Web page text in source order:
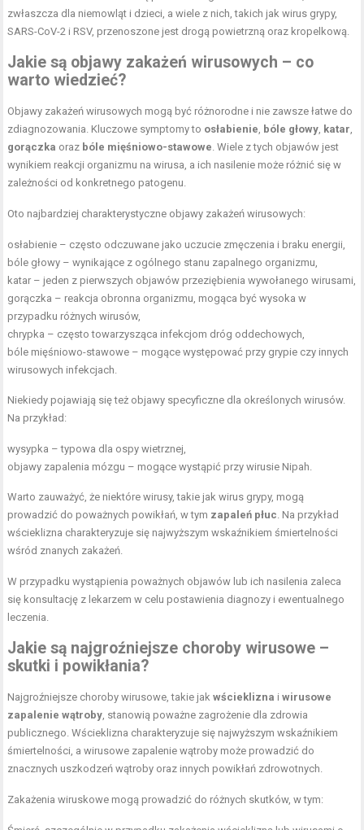
zwłaszcza dla niemowląt i dzieci, a wiele z nich, takich jak wirus grypy,
SARS-CoV-2 i RSV, przenoszone jest drogą powietrzną oraz kropelkową.
Jakie są objawy zakażeń wirusowych – co
warto wiedzieć?
Objawy zakażeń wirusowych mogą być różnorodne i nie zawsze łatwe do
zdiagnozowania. Kluczowe symptomy to osłabienie bóle głowy katar
gorączka oraz bóle mięśniowo-stawowe . Wiele z tych objawów jest
wynikiem reakcji organizmu na wirusa, a ich nasilenie może różnić się w
zależności od konkretnego patogenu.
Oto najbardziej charakterystyczne objawy zakażeń wirusowych:
osłabienie – często odczuwane jako uczucie zmęczenia i braku energii,
bóle głowy – wynikające z ogólnego stanu zapalnego organizmu,
katar – jeden z pierwszych objawów przeziębienia wywołanego wirusami,
gorączka – reakcja obronna organizmu, mogąca być wysoka w
przypadku różnych wirusów,
chrypka – często towarzysząca infekcjom dróg oddechowych,
bóle mięśniowo-stawowe – mogące występować przy grypie czy innych
wirusowych infekcjach.
Niekiedy pojawiają się też objawy specyficzne dla określonych wirusów.
Na przykład:
wysypka – typowa dla ospy wietrznej,
objawy zapalenia mózgu – mogące wystąpić przy wirusie Nipah.
Warto zauważyć, że niektóre wirusy, takie jak wirus grypy, mogą
prowadzić do poważnych powikłań, w tym zapaleń płuc . Na przykład
wścieklizna charakteryzuje się najwyższym wskaźnikiem śmiertelności
wśród znanych zakażeń.
W przypadku wystąpienia poważnych objawów lub ich nasilenia zaleca
się konsultację z lekarzem w celu postawienia diagnozy i ewentualnego
leczenia.
Jakie są najgroźniejsze choroby wirusowe –
skutki i powikłania?
Najgroźniejsze choroby wirusowe, takie jakwścieklizna iwirusowe
zapalenie wątroby , stanowią poważne zagrożenie dla zdrowia
publicznego. Wścieklizna charakteryzuje się najwyższym wskaźnikiem
śmiertelności, a wirusowe zapalenie wątroby może prowadzić do
znacznych uszkodzeń wątroby oraz innych powikłań zdrowotnych.
Zakażenia wiruskowe mogą prowadzić do różnych skutków, w tym: